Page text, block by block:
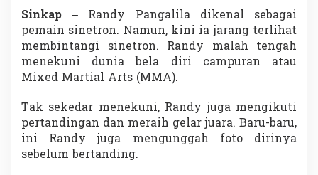
n
g
d
S
t
r
Sinkap – Randy Pangalila dikenal sebagai
pemain sinetron. Namun, kini ia jarang terlihat
membintangi sinetron. Randy malah tengah
menekuni dunia bela diri campuran atau
Mixed Martial Arts (MMA).
Tak sekedar menekuni, Randy juga mengikuti
pertandingan dan meraih gelar juara. Baru-baru,
ini Randy juga mengunggah foto dirinya
sebelum bertanding.